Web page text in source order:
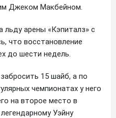
Джеком Макбейном.
льду арены «Кэпиталз» с
что восстановление
до шести недель.
15 шайб, а по
чемпионатах у него
на второе место в
Уэйну